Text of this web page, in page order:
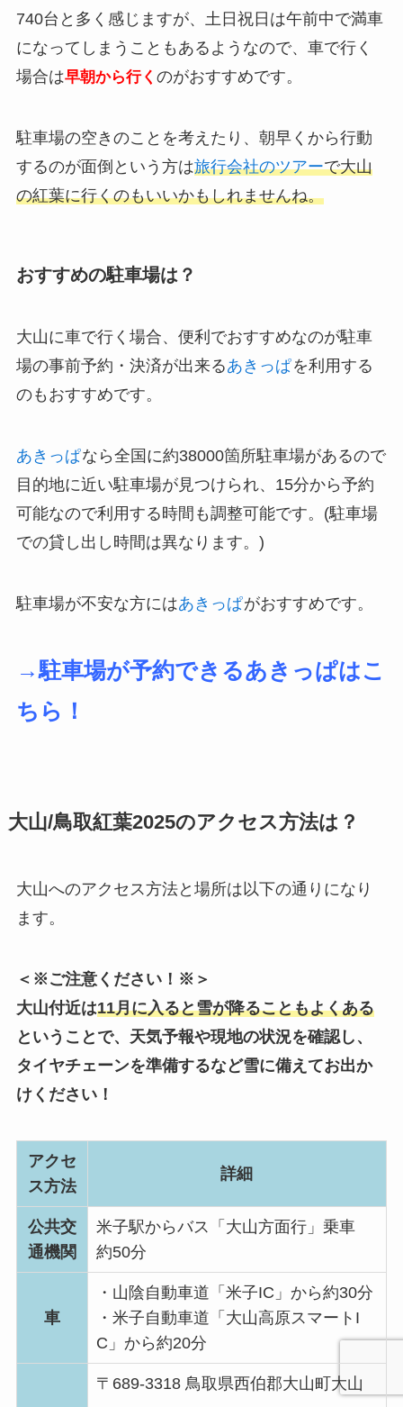
740台と多く感じますが、土日祝日は午前中で満車
になってしまうこともあるようなので、車で行く
場合は早朝から行く のがおすすめです。
駐車場の空きのことを考えたり、朝早くから行動
するのが面倒という方は旅行会社のツアーで大山
の紅葉に行くのもいいかもしれませんね。
おすすめの駐車場は？
大山に車で行く場合、便利でおすすめなのが駐車
場の事前予約・決済が出来るあきっぱを利用する
のもおすすめです。
あきっぱなら全国に約38000箇所駐車場があるので
目的地に近い駐車場が見つけられ、15分から予約
可能なので利用する時間も調整可能です。(駐車場
での貸し出し時間は異なります。)
駐車場が不安な方にはあきっぱがおすすめです。
→駐車場が予約できるあきっぱはこ
ちら！
大山/鳥取紅葉2025のアクセス方法は？
大山へのアクセス方法と場所は以下の通りになり
ます。
＜※ご注意ください！※＞
大山付近は11月に入ると雪が降ることもよくある
ということで、天気予報や現地の状況を確認し、
タイヤチェーンを準備するなど雪に備えてお出か
けください！
アクセ
ス方法
詳細
公共交
通機関
米子駅からバス「大山方面行」乗車
約50分
車
・山陰自動車道「米子IC」から約30分
・米子自動車道「大山高原スマートI
C」から約20分
〒689-3318 鳥取県西伯郡大山町大山